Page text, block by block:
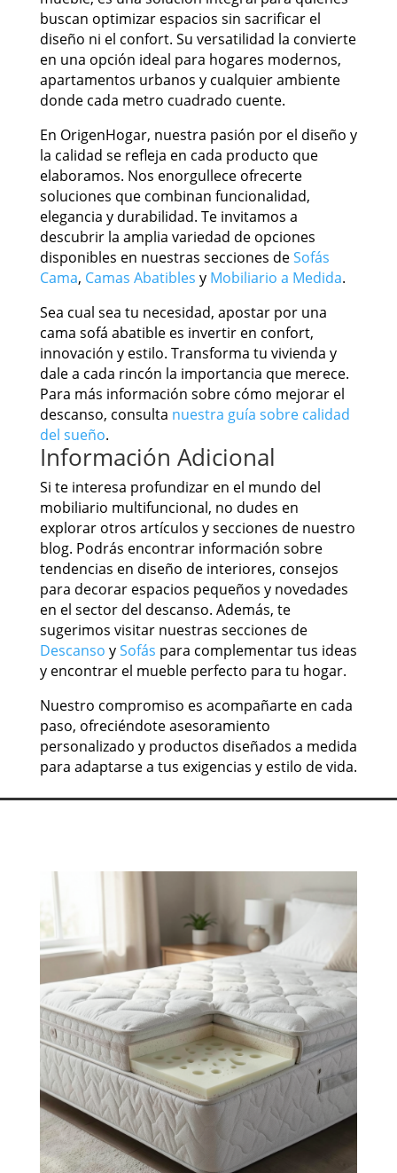
buscan optimizar espacios sin sacrificar el
diseño ni el confort. Su versatilidad la convierte
en una opción ideal para hogares modernos,
apartamentos urbanos y cualquier ambiente
donde cada metro cuadrado cuente.
En OrigenHogar, nuestra pasión por el diseño y
la calidad se refleja en cada producto que
elaboramos. Nos enorgullece ofrecerte
soluciones que combinan funcionalidad,
elegancia y durabilidad. Te invitamos a
descubrir la amplia variedad de opciones
disponibles en nuestras secciones deSofás
Cama, Camas Abatibles y Mobiliario a Medida.
Sea cual sea tu necesidad, apostar por una
cama sofá abatible es invertir en confort,
innovación y estilo. Transforma tu vivienda y
dale a cada rincón la importancia que merece.
Para más información sobre cómo mejorar el
descanso, consulta nuestra guía sobre calidad
del sueño.
Información Adicional
Si te interesa profundizar en el mundo del
mobiliario multifuncional, no dudes en
explorar otros artículos y secciones de nuestro
blog. Podrás encontrar información sobre
tendencias en diseño de interiores, consejos
para decorar espacios pequeños y novedades
en el sector del descanso. Además, te
sugerimos visitar nuestras secciones de
Descanso ySofás para complementar tus ideas
y encontrar el mueble perfecto para tu hogar.
Nuestro compromiso es acompañarte en cada
paso, ofreciéndote asesoramiento
personalizado y productos diseñados a medida
para adaptarse a tus exigencias y estilo de vida.